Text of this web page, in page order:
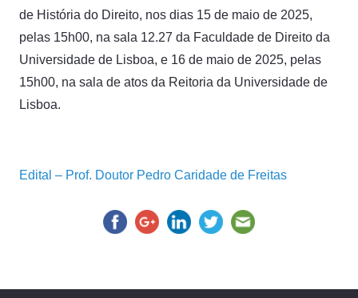
de História do Direito, nos dias 15 de maio de 2025,
pelas 15h00, na sala 12.27 da Faculdade de Direito da
Universidade de Lisboa, e 16 de maio de 2025, pelas
15h00, na sala de atos da Reitoria da Universidade de
Lisboa.
Edital – Prof. Doutor Pedro Caridade de Freitas